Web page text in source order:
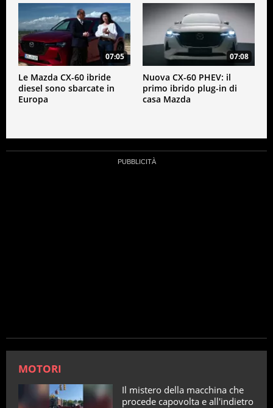
07:05
Le Mazda CX-60 ibride
diesel sono sbarcate in
Europa
07:08
Nuova CX-60 PHEV: il
primo ibrido plug-in di
casa Mazda
MOTORI
Il mistero della macchina che
procede capovolta e all'indietro